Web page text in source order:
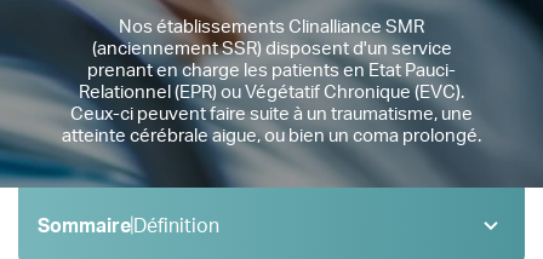
Nos établissements Clinalliance SMR
(anciennement SSR) disposent d'un service
prenant en charge les patients en Etat Pauci-
Relationnel (EPR) ou Végétatif Chronique (EVC).
Ceux-ci peuvent faire suite à un traumatisme, une
atteinte cérébrale aigue, ou bien un coma prolongé.
Sommaire Définition